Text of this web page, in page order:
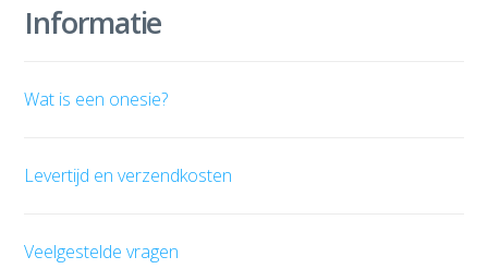
Informatie
Wat is een onesie?
Levertijd en verzendkosten
Veelgestelde vragen